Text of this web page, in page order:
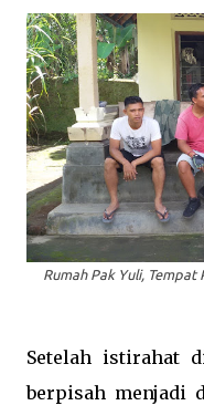
Rumah Pak Yuli,
Setelah istirahat
berpisah menjadi